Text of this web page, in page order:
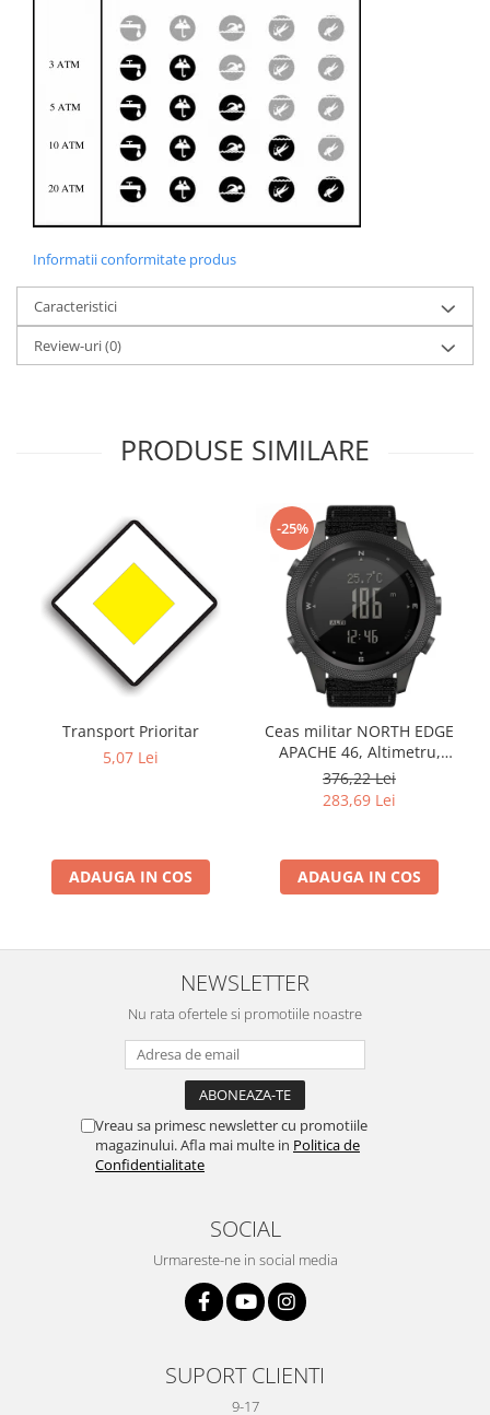
Informatii conformitate produs
Caracteristici
Review-uri(0)
PRODUSE SIMILARE
Transport Prioritar
5,07 Lei
ADAUGA IN COS
-25%
Ceas militar NORTH EDGE
APACHE 46, Altimetru,
Barometru, Cronometru,
Termometru, Pedometru,
Busola
376,22 Lei
283,69 Lei
ADAUGA IN COS
NEWSLETTER
Nu rata ofertele si promotiile noastre
Vreau sa primesc newsletter cu promotiile
magazinului. Afla mai multe in Politica de
Confidentialitate
SOCIAL
Urmareste-ne in social media
SUPORT CLIENTI
9-17